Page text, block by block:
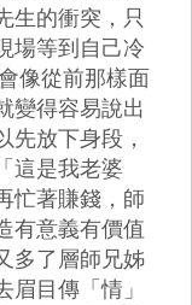
生的衝突，只
場等到自己冷
像從前那樣面
變得容易說出
先放下身段，
這是我老婆
忙著賺錢，師
有意義有價值
多了層師兄姊
目傳「情」